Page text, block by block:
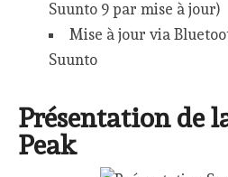
Suunto 9 par mise à jour)
Mise à jour via
Suunto
Présentation de
Peak